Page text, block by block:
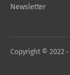
Newsletter
Copyright © 2022 -